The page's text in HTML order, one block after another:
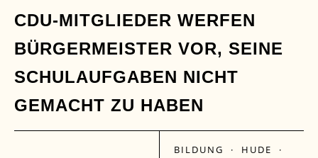
13
MAI
CDU-MITGLIEDER WERFEN
BÜRGERMEISTER VOR, SEINE
SCHULAUFGABEN NICHT
GEMACHT ZU HABEN
BILDUNG · HUDE ·